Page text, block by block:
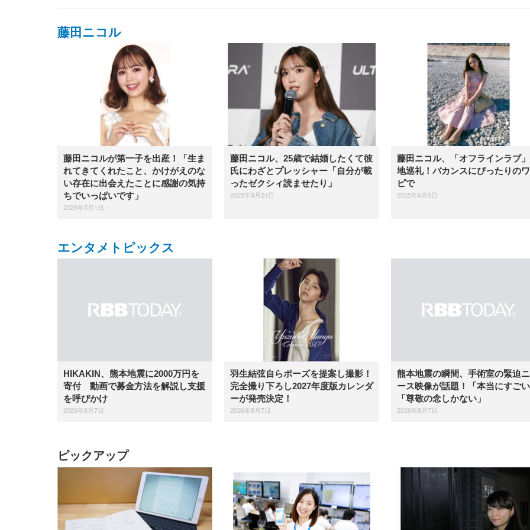
藤田ニコル
藤田ニコルが第一子を出産！「生ま
れてきてくれたこと、かけがえのな
い存在に出会えたことに感謝の気持
ちでいっぱいです」
2026年5月1日
藤田ニコル、25歳で結婚したくて彼
氏にわざとプレッシャー「自分が載
ったゼクシィ読ませたり」
2025年9月24日
藤田ニコル、「オフラインラブ
地巡礼！バカンスにぴったりの
ピで
2025年6月5日
エンタメトピックス
HIKAKIN、熊本地震に2000万円を
寄付 動画で募金方法を解説し支援
を呼びかけ
2026年8月7日
羽生結弦自らポーズを提案し撮影！
完全撮り下ろし2027年度版カレンダ
ーが発売決定！
2026年8月7日
熊本地震の瞬間、手術室の緊迫
ース映像が話題！「本当にすご
「尊敬の念しかない」
2026年8月7日
ピックアップ